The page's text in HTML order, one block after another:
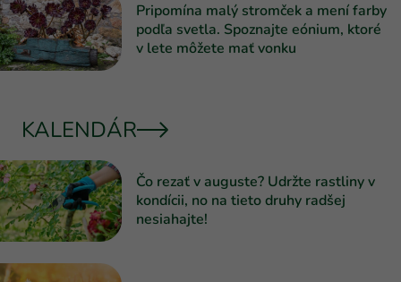
Pripomína malý stromček a mení farby
podľa svetla. Spoznajte eónium, ktoré
v lete môžete mať vonku
KALENDÁR
Čo rezať v auguste? Udržte rastliny v
kondícii, no na tieto druhy radšej
nesiahajte!